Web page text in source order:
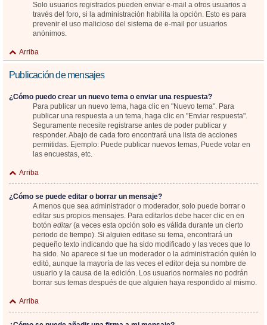
Solo usuarios registrados pueden enviar e-mail a otros usuarios a
través del foro, si la administración habilita la opción. Esto es para
prevenir el uso malicioso del sistema de e-mail por usuarios
anónimos.
Arriba
Publicación de mensajes
¿Cómo puedo crear un nuevo tema o enviar una respuesta?
Para publicar un nuevo tema, haga clic en "Nuevo tema". Para
publicar una respuesta a un tema, haga clic en "Enviar respuesta".
Seguramente necesite registrarse antes de poder publicar y
responder. Abajo de cada foro encontrará una lista de acciones
permitidas. Ejemplo: Puede publicar nuevos temas, Puede votar en
las encuestas, etc.
Arriba
¿Cómo se puede editar o borrar un mensaje?
A menos que sea administrador o moderador, solo puede borrar o
editar sus propios mensajes. Para editarlos debe hacer clic en en
botón editar(a veces esta opción solo es válida durante un cierto
periodo de tiempo). Si alguien editase su tema, encontrará un
pequeño texto indicando que ha sido modificado y las veces que lo
ha sido. No aparece si fue un moderador o la administración quién lo
editó, aunque la mayoría de las veces el editor deja su nombre de
usuario y la causa de la edición. Los usuarios normales no podrán
borrar sus temas después de que alguien haya respondido al mismo.
Arriba